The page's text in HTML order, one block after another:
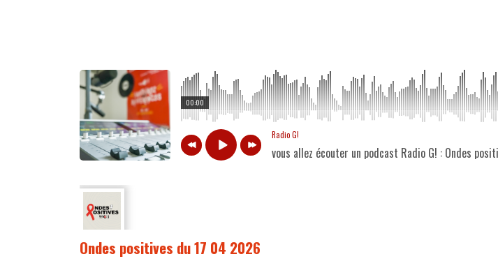
00:00
Radio G!
vous allez écouter un podcast Radio G! : Ondes
Ondes positives du 17 04 2026